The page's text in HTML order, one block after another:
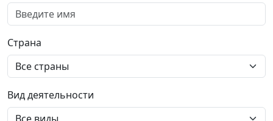
Страна
Вид деятельности